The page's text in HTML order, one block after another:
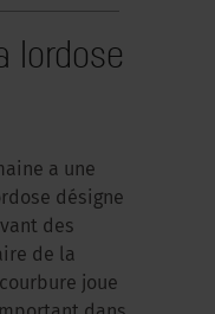
lordose
a une
désigne
des
de la
joue